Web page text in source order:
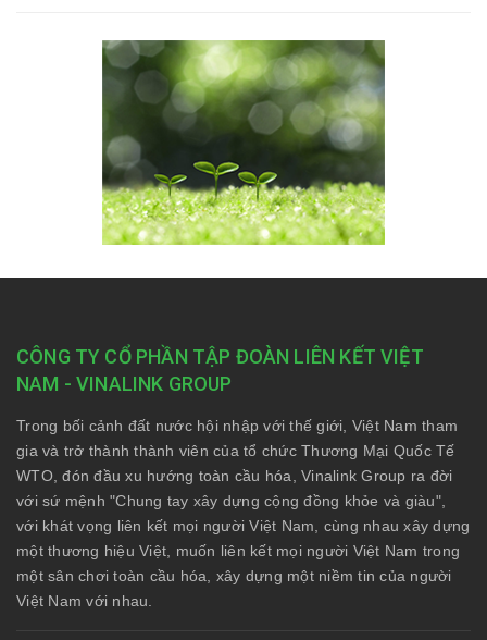
CÔNG TY CỔ PHẦN TẬP ĐOÀN LIÊN KẾT VIỆT
NAM - VINALINK GROUP
Trong bối cảnh đất nước hội nhập với thế giới, Việt Nam tham
gia và trở thành thành viên của tổ chức Thương Mại Quốc Tế
WTO, đón đầu xu hướng toàn cầu hóa, Vinalink Group ra đời
với sứ mệnh "Chung tay xây dựng cộng đồng khỏe và giàu",
với khát vọng liên kết mọi người Việt Nam, cùng nhau xây dựng
một thương hiệu Việt, muốn liên kết mọi người Việt Nam trong
một sân chơi toàn cầu hóa, xây dựng một niềm tin của người
Việt Nam với nhau.